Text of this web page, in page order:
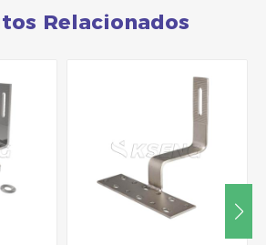
Relacionados